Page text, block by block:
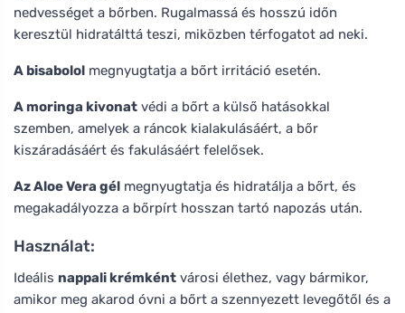
nedvességet a bőrben. Rugalmassá és hosszú időn
keresztül hidratálttá teszi, miközben térfogatot ad neki.
A bisabolol megnyugtatja a bőrt irritáció esetén.
A moringa kivonat védi a bőrt a külső hatásokkal
szemben, amelyek a ráncok kialakulásáért, a bőr
kiszáradásáért és fakulásáért felelősek.
Az Aloe Vera gél megnyugtatja és hidratálja a bőrt, és
megakadályozza a bőrpírt hosszan tartó napozás után.
Használat:
Ideális nappali krémként városi élethez, vagy bármikor,
amikor meg akarod óvni a bőrt a szennyezett levegőtől és a